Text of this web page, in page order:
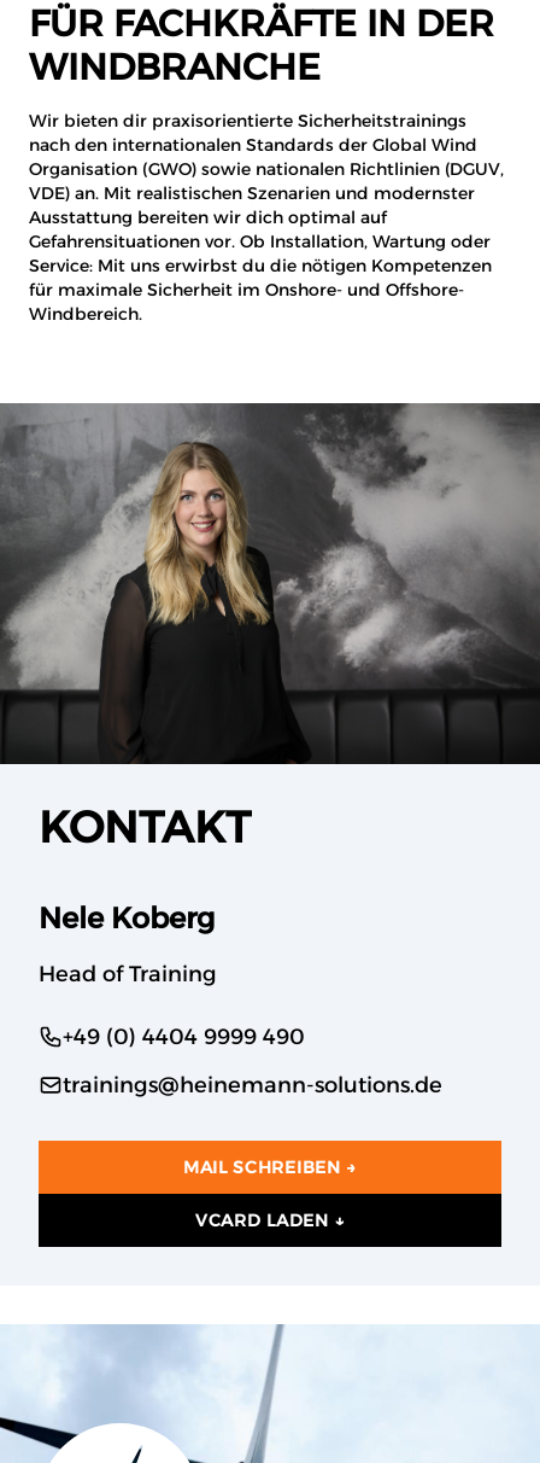
FÜR FACHKRÄFTE IN DER
WINDBRANCHE
Wir bieten dir praxisorientierte Sicherheitstrainings
nach den internationalen Standards der Global Wind
Organisation (GWO) sowie nationalen Richtlinien (DGUV,
VDE) an. Mit realistischen Szenarien und modernster
Ausstattung bereiten wir dich optimal auf
Gefahrensituationen vor. Ob Installation, Wartung oder
Service: Mit uns erwirbst du die nötigen Kompetenzen
für maximale Sicherheit im Onshore- und Offshore-
Windbereich.
KONTAKT
Nele Koberg
Head of Training
+49 (0) 4404 9999 490
trainings@heinemann-solutions.de
MAIL SCHREIBEN →
VCARD LADEN ↓